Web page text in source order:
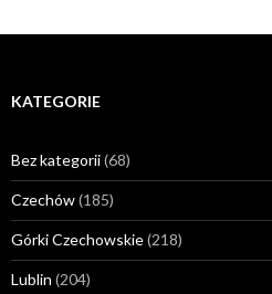
KATEGORIE
Bez kategorii(68)
Czechów(185)
Górki Czechowskie(218)
Lublin (204)